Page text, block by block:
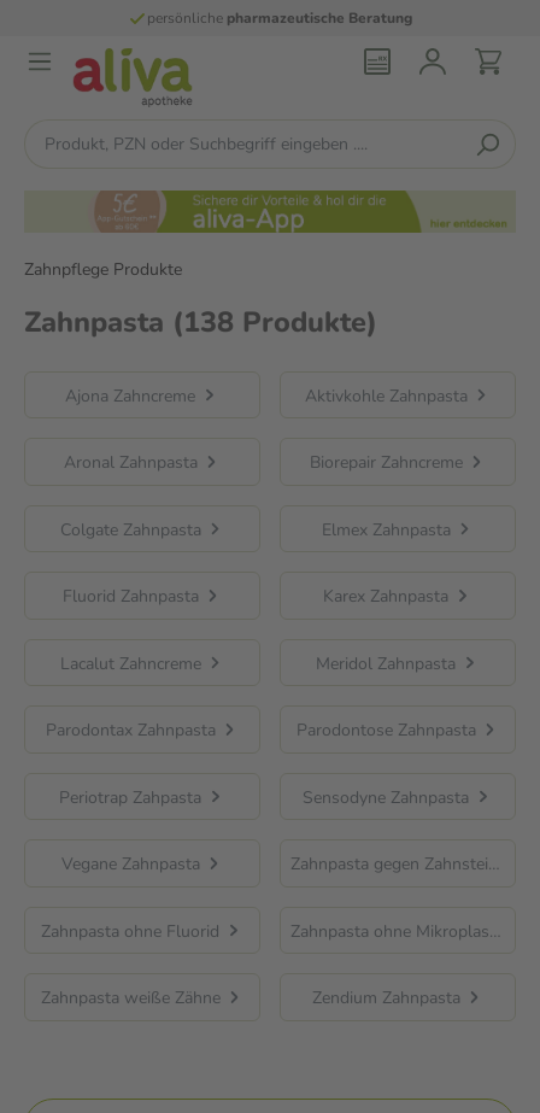
persönliche pharmazeutische Beratung
Zahnpflege Produkte
Zahnpasta (138 Produkte)
Ajona Zahncreme Aktivkohle Zahnpasta
Aronal Zahnpasta Biorepair Zahncreme
Colgate Zahnpasta Elmex Zahnpasta
Fluorid Zahnpasta Karex Zahnpasta
Lacalut Zahncreme Meridol Zahnpasta
Parodontax Zahnpasta Parodontose Zahnpasta
Periotrap Zahpasta Sensodyne Zahnpasta
Vegane Zahnpasta Zahnpasta gegen Zahnstein
Zahnpasta ohne Fluorid Zahnpasta ohne Mikroplastik
Zahnpasta weiße Zähne Zendium Zahnpasta